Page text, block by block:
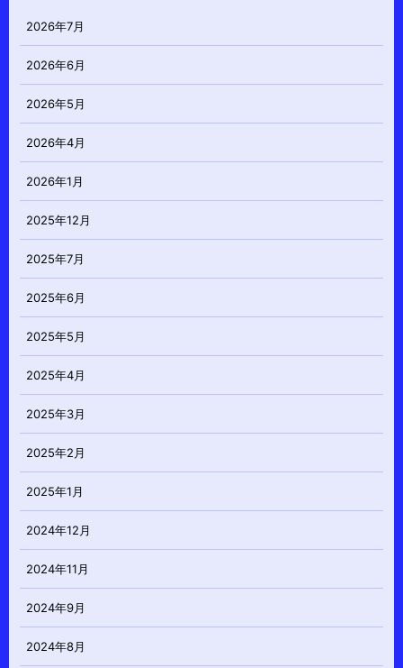
2026年7月
2026年6月
2026年5月
2026年4月
2026年1月
2025年12月
2025年7月
2025年6月
2025年5月
2025年4月
2025年3月
2025年2月
2025年1月
2024年12月
2024年11月
2024年9月
2024年8月